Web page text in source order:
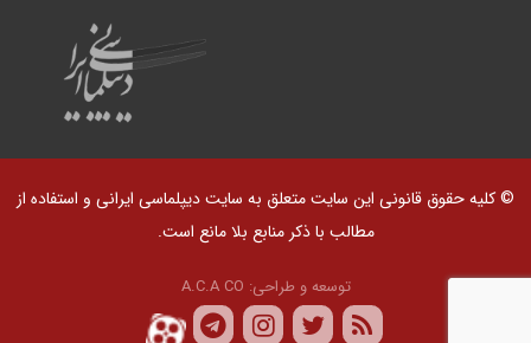
© کلیه حقوق قانونی این سایت متعلق به سایت دیپلماسی ایرانی و استفاده از
مطالب با ذکر منابع بلا مانع است.
توسعه و طراحی: A.C.A CO